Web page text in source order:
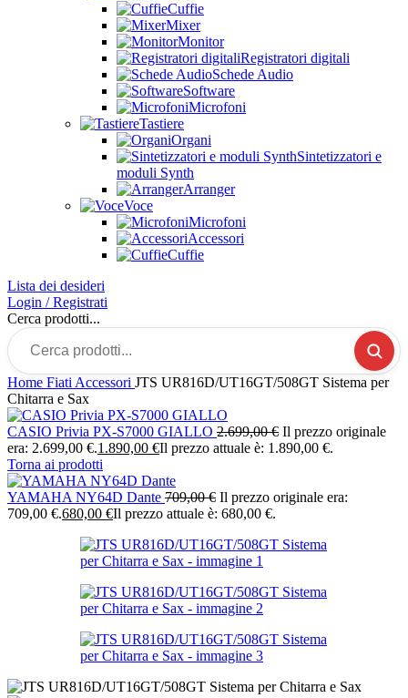
Cuffie
Mixer
Monitor
Registratori digitali
Schede Audio
Software
Microfoni
Tastiere
Organi
Sintetizzatori e
moduli Synth
Arranger
Voce
Microfoni
Accessori
Cuffie
Lista dei desideri
Login / Registrati
Cerca prodotti...
Home Fiati Accessori JTS UR816D/UT16GT/508GT Sistema per
Chitarra e Sax
CASIO Privia PX-S7000 GIALLO 2.699,00€ Il prezzo originale
era: 2.699,00 €.1.890,00 €Il prezzo attuale è: 1.890,00 €.
Torna ai prodotti
YAMAHA NY64D Dante 709,00€ Il prezzo originale era:
709,00 €.680,00 €Il prezzo attuale è: 680,00 €.